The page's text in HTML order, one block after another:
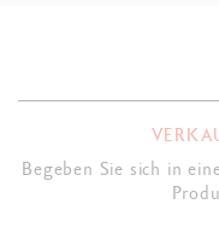
Geliefert mit
Begeben Sie sich in